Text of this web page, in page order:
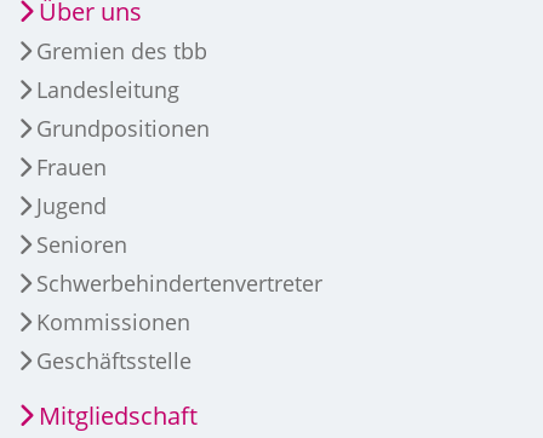
Über uns
Gremien des tbb
Landesleitung
Grundpositionen
Frauen
Jugend
Senioren
Schwerbehindertenvertreter
Kommissionen
Geschäftsstelle
Mitgliedschaft